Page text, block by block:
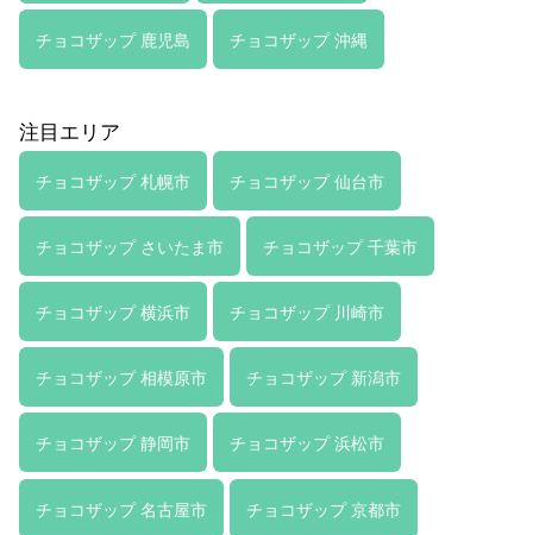
チョコザップ 鹿児島 チョコザップ 沖縄
注目エリア
チョコザップ 札幌市 チョコザップ 仙台市
チョコザップ さいたま市 チョコザップ 千葉市
チョコザップ 横浜市 チョコザップ 川崎市
チョコザップ 相模原市 チョコザップ 新潟市
チョコザップ 静岡市 チョコザップ 浜松市
チョコザップ 名古屋市 チョコザップ 京都市